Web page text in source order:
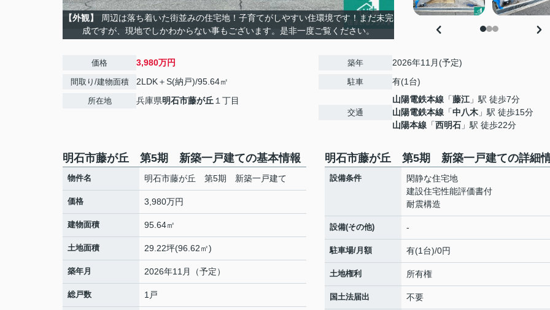
【外観】
周辺は落ち着いた街並みの住宅地！子育てがしやすい住環境です！まだ未完
成ですが、現地でしかわからない事もございます。是非一度ご覧ください。
価格 3,980万円
間取り/建物面積 2LDK＋S(納戸)/95.64㎡
所在地 兵庫県明石市藤が丘 １丁目
築年 2026年11月(予定)
駐車 有(1台)
交通
山陽電鉄本線 「藤江 」駅 徒歩7分
山陽電鉄本線 「中八木 」駅 徒歩15分
山陽本線 「西明石 」駅 徒歩22分
明石市藤が丘 第5期 新築一戸建ての基本情報
物件名 明石市藤が丘 第5期 新築一戸建て
価格 3,980万円
建物面積 95.64㎡
土地面積 29.22坪(96.62㎡)
築年月 2026年11月（予定）
総戸数 1戸
明石市藤が丘 第5期 新築一戸建ての詳細
設備条件
閑静な住宅地
建設住宅性能評価書付
耐震構造
設備(その他) -
駐車場/月額 有(1台)/0円
土地権利 所有権
国土法届出 不要